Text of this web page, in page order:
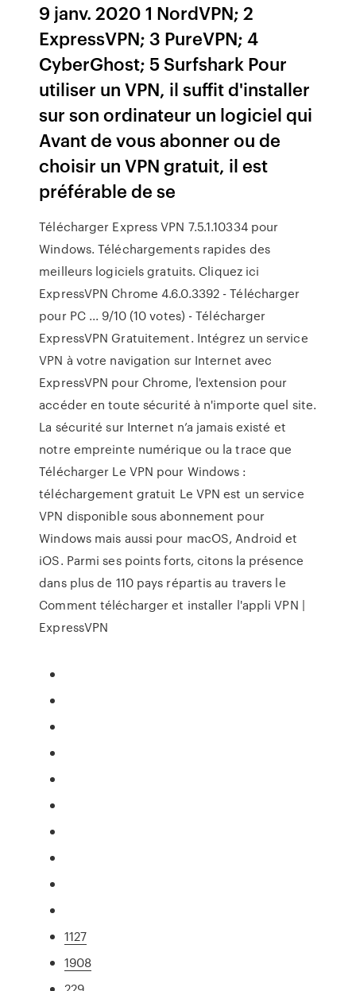
9 janv. 2020 1 NordVPN; 2
ExpressVPN; 3 PureVPN; 4
CyberGhost; 5 Surfshark Pour
utiliser un VPN, il suffit d'installer
sur son ordinateur un logiciel qui
Avant de vous abonner ou de
choisir un VPN gratuit, il est
préférable de se
Télécharger Express VPN 7.5.1.10334 pour
Windows. Téléchargements rapides des
meilleurs logiciels gratuits. Cliquez ici
ExpressVPN Chrome 4.6.0.3392 - Télécharger
pour PC ... 9/10 (10 votes) - Télécharger
ExpressVPN Gratuitement. Intégrez un service
VPN à votre navigation sur Internet avec
ExpressVPN pour Chrome, l'extension pour
accéder en toute sécurité à n'importe quel site.
La sécurité sur Internet n’a jamais existé et
notre empreinte numérique ou la trace que
Télécharger Le VPN pour Windows :
téléchargement gratuit Le VPN est un service
VPN disponible sous abonnement pour
Windows mais aussi pour macOS, Android et
iOS. Parmi ses points forts, citons la présence
dans plus de 110 pays répartis au travers le
Comment télécharger et installer l'appli VPN |
ExpressVPN
1127
1908